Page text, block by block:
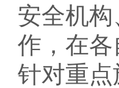
安全机
作，在
针对重点